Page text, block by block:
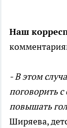
Наш
- В этом
поговорить
повышать
Ширяева,